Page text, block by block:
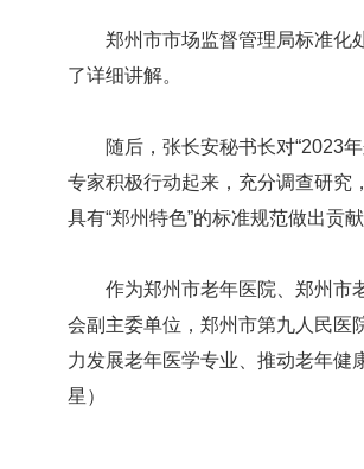
郑州市市场监督管理局标准化处
了详细讲解。
随后，张长安秘书长对“2023年
专家积极行动起来，充分调查研究
具有“郑州特色”的标准规范做出贡
作为郑州市老年医院、郑州市老
会副主委单位，郑州市第九人民医
力发展老年医学专业、推动老年健
星）